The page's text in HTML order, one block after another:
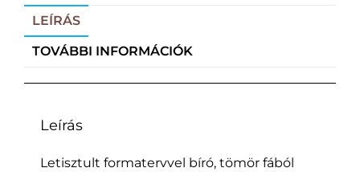
LEÍRÁS
TOVÁBBI INFORMÁCIÓK
Leírás
Letisztult formatervvel bíró, tömör fából